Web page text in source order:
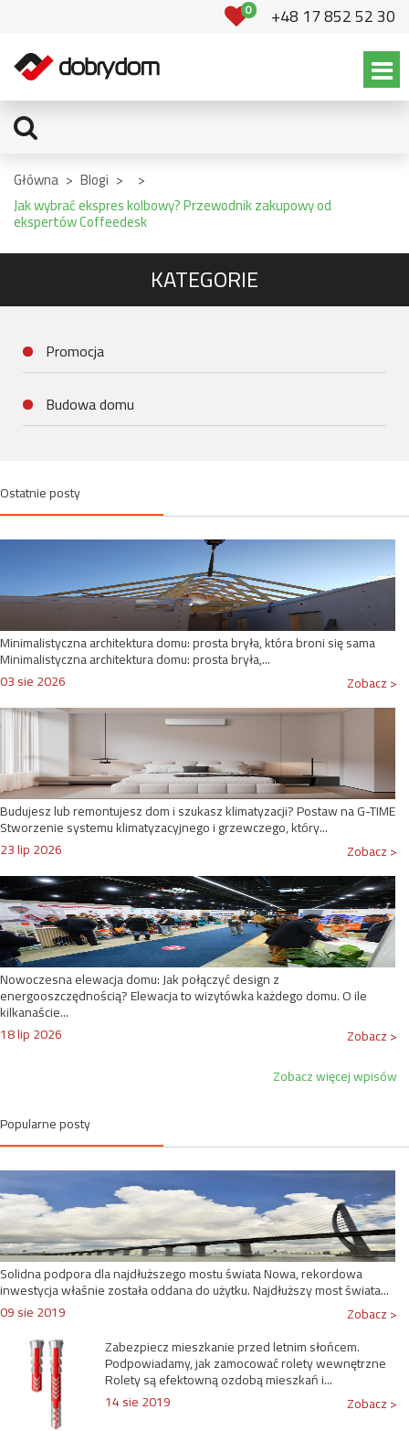
0 +48 17 852 52 30
Główna > Blogi >
>
Jak wybrać ekspres kolbowy? Przewodnik zakupowy od
ekspertów Coffeedesk
KATEGORIE
Promocja
Budowa domu
Ostatnie posty
Minimalistyczna architektura domu: prosta bryła, która broni się sama
Minimalistyczna architektura domu: prosta bryła,...
03 sie 2026
Zobacz >
Budujesz lub remontujesz dom i szukasz klimatyzacji? Postaw na G-TIME
Stworzenie systemu klimatyzacyjnego i grzewczego, który...
23 lip 2026
Zobacz >
Nowoczesna elewacja domu: Jak połączyć design z
energooszczędnością? Elewacja to wizytówka każdego domu. O ile
kilkanaście...
18 lip 2026
Zobacz >
Zobacz więcej wpisów
Popularne posty
Solidna podpora dla najdłuższego mostu świata Nowa, rekordowa
inwestycja właśnie została oddana do użytku. Najdłuższy most świata...
09 sie 2019
Zobacz >
Zabezpiecz mieszkanie przed letnim słońcem.
Podpowiadamy, jak zamocować rolety wewnętrzne
Rolety są efektowną ozdobą mieszkań i...
14 sie 2019
Zobacz >